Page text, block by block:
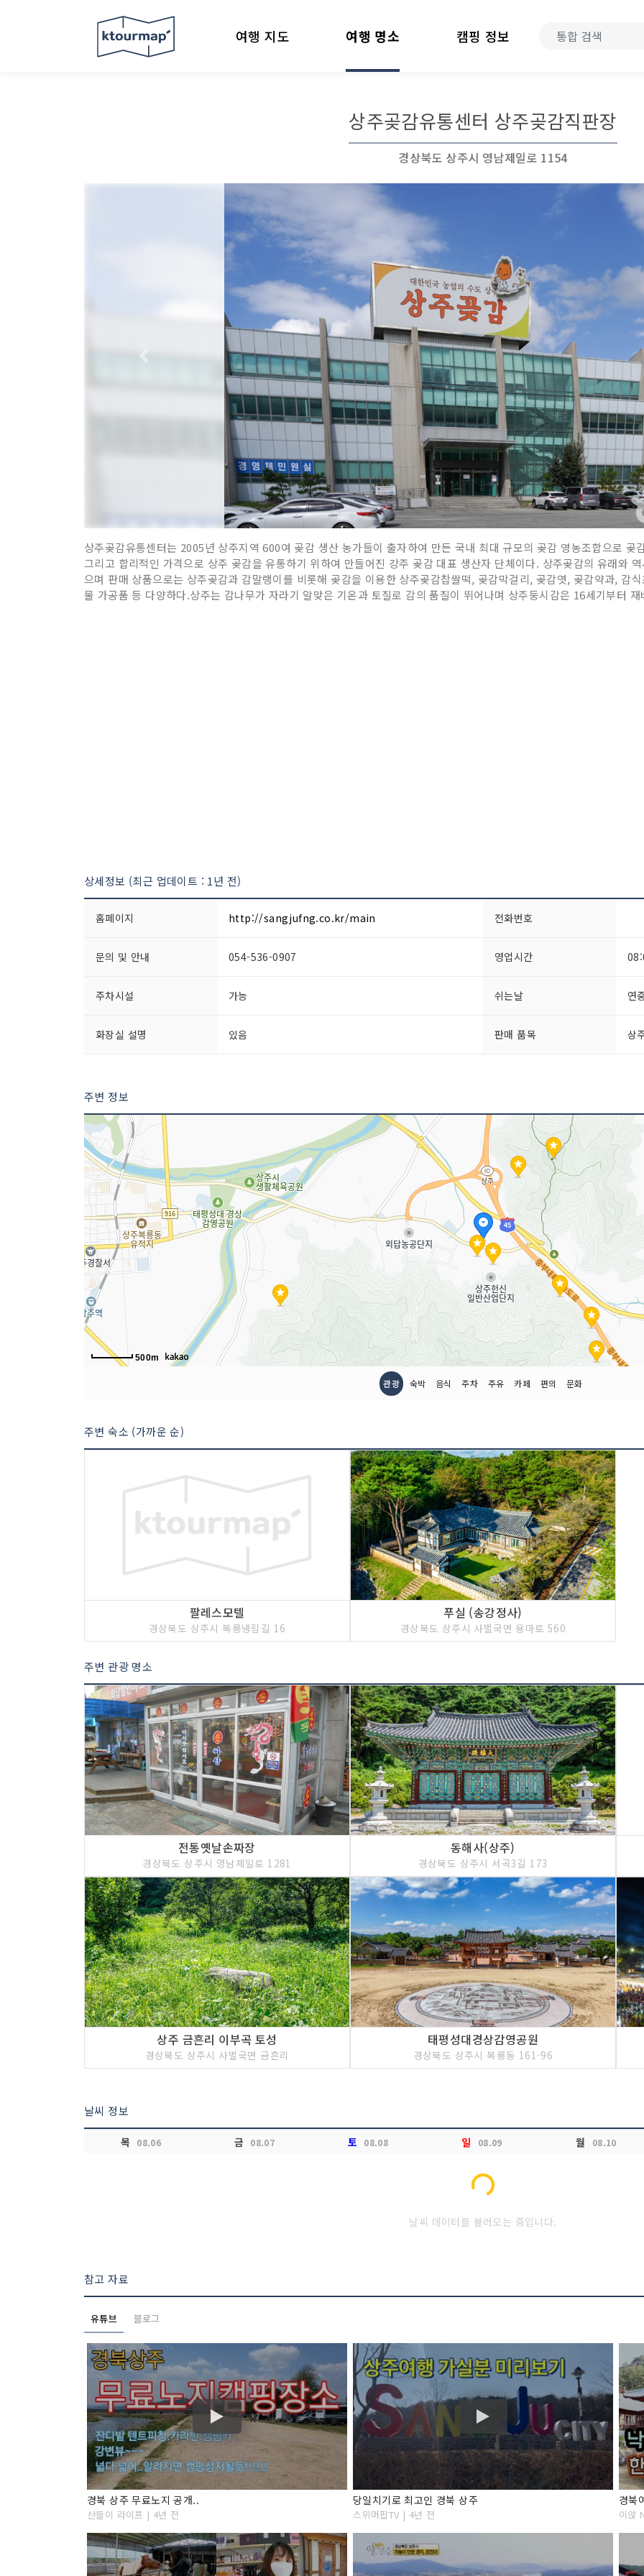
여행 지도 여행 명소 캠핑 정보
상주곶감유통센터 상주곶감직판장
경상북도 상주시 영남제일로 1154
상주곶감유통센터는 2005년 상주지역 600여 곶감 생산 농가들이 출자하여 만든 국내 최대 규모의 곶감 영농조합으로
그리고 합리적인 가격으로 상주 곶감을 유통하기 위하여 만들어진 강주 곶감 대표 생산자 단체이다. 상주곶감의 유래와
으며 판매 상품으로는 상주곶감과 감말랭이를 비롯해 곶감을 이용한 상주곶감찹쌀떡, 곶감막걸리, 곶감엿, 곶감약과, 감
물 가공품 등 다양하다.상주는 감나무가 자라기 알맞은 기온과 토질로 감의 품질이 뛰어나며 상주둥시감은 16세기부터
상세정보 (최근 업데이트 : 1년 전)
홈페이지 http://sangjufng.co.kr/main 전화번호
문의 및 안내 054-536-0907 영업시간
주차시설 가능 쉬는날 연
화장실 설명 있음 판매 품목 상
주변 정보
500m
관광 숙박 음식 주차 주유 카페 편의 문화
주변 숙소 (가까운 순)
팔레스모텔
경상북도 상주시 복룡냉림길 16
푸실 (송강정사)
경상북도 상주시 사벌국면 용마로 560
주변 관광 명소
전통옛날손짜장
경상북도 상주시 영남제일로 1281
동해사(상주)
경상북도 상주시 서곡3길 173
상주 금흔리 이부곡 토성
경상북도 상주시 사벌국면 금흔리
태평성대경상감영공원
경상북도 상주시 복룡동 161-96
날씨 정보
목 08.06 금 08.07 토 08.08 일 08.09 월 08.10
Loading...
날씨 데이터를 불러오는 중입니다.
참고 자료
유튜브 블로그
경북 상주 무료노지 공개..
산들이 라이프 | 4년 전
당일치기로 최고인 경북 상주
스위머팝TV | 4년 전
경북
이앉